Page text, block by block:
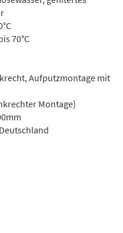
70°C
Aufputzmontage mit
Montage)